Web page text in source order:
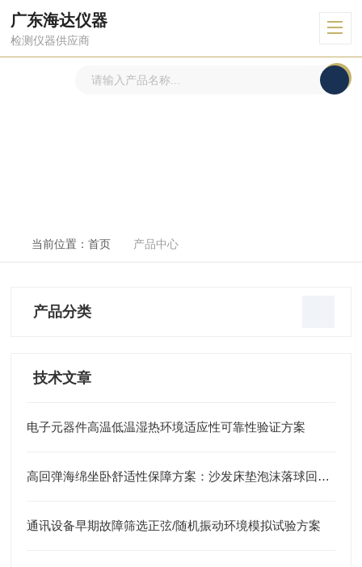
广东海达仪器
检测仪器供应商
当前位置： 首页 产品中心
产品分类
技术文章
电子元器件高温低温湿热环境适应性可靠性验证方案
高回弹海绵坐卧舒适性保障方案：沙发床垫泡沫落球回弹试验仪回弹率检测
通讯设备早期故障筛选正弦/随机振动环境模拟试验方案